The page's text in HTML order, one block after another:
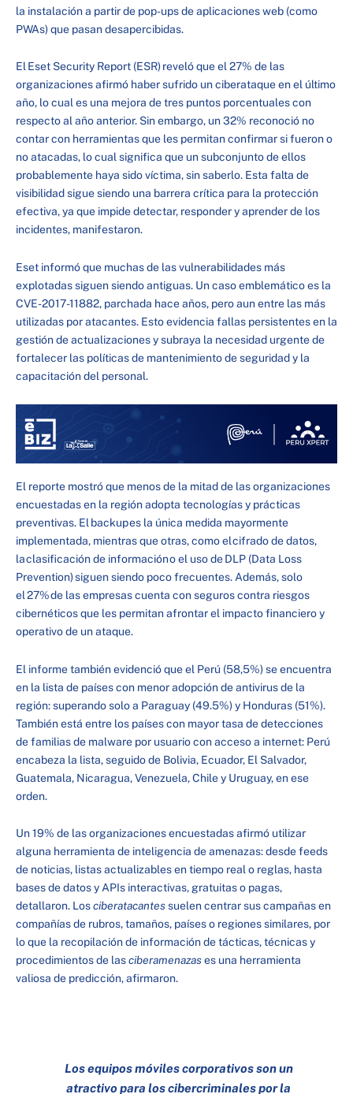
la instalación a partir de pop-ups de aplicaciones web (como
PWAs) que pasan desapercibidas.
El Eset Security Report (ESR) reveló que el 27% de las
organizaciones afirmó haber sufrido un ciberataque en el último
año, lo cual es una mejora de tres puntos porcentuales con
respecto al año anterior. Sin embargo, un 32% reconoció no
contar con herramientas que les permitan confirmar si fueron o
no atacadas, lo cual significa que un subconjunto de ellos
probablemente haya sido víctima, sin saberlo. Esta falta de
visibilidad sigue siendo una barrera crítica para la protección
efectiva, ya que impide detectar, responder y aprender de los
incidentes, manifestaron.
Eset informó que muchas de las vulnerabilidades más
explotadas siguen siendo antiguas. Un caso emblemático es la
CVE-2017-11882, parchada hace años, pero aun entre las más
utilizadas por atacantes. Esto evidencia fallas persistentes en la
gestión de actualizaciones y subraya la necesidad urgente de
fortalecer las políticas de mantenimiento de seguridad y la
capacitación del personal.
El reporte mostró que menos de la mitad de las organizaciones
encuestadas en la región adopta tecnologías y prácticas
preventivas. El backup es la única medida mayormente
implementada, mientras que otras, como el cifrado de datos,
la clasificación de información o el uso de DLP (Data Loss
Prevention) siguen siendo poco frecuentes. Además, solo
el 27% de las empresas cuenta con seguros contra riesgos
cibernéticos que les permitan afrontar el impacto financiero y
operativo de un ataque.
El informe también evidenció que el Perú (58,5%) se encuentra
en la lista de países con menor adopción de antivirus de la
región: superando solo a Paraguay (49.5%) y Honduras (51%).
También está entre los países con mayor tasa de detecciones
de familias de malware por usuario con acceso a internet: Perú
encabeza la lista, seguido de Bolivia, Ecuador, El Salvador,
Guatemala, Nicaragua, Venezuela, Chile y Uruguay, en ese
orden.
Un 19% de las organizaciones encuestadas afirmó utilizar
alguna herramienta de inteligencia de amenazas: desde feeds
de noticias, listas actualizables en tiempo real o reglas, hasta
bases de datos y APIs interactivas, gratuitas o pagas,
detallaron. Losciberatacantessuelen centrar sus campañas en
compañías de rubros, tamaños, países o regiones similares, por
lo que la recopilación de información de tácticas, técnicas y
procedimientos de lasciberamenazases una herramienta
valiosa de predicción, afirmaron.
Los equipos móviles corporativos son un
atractivo para los cibercriminales por la